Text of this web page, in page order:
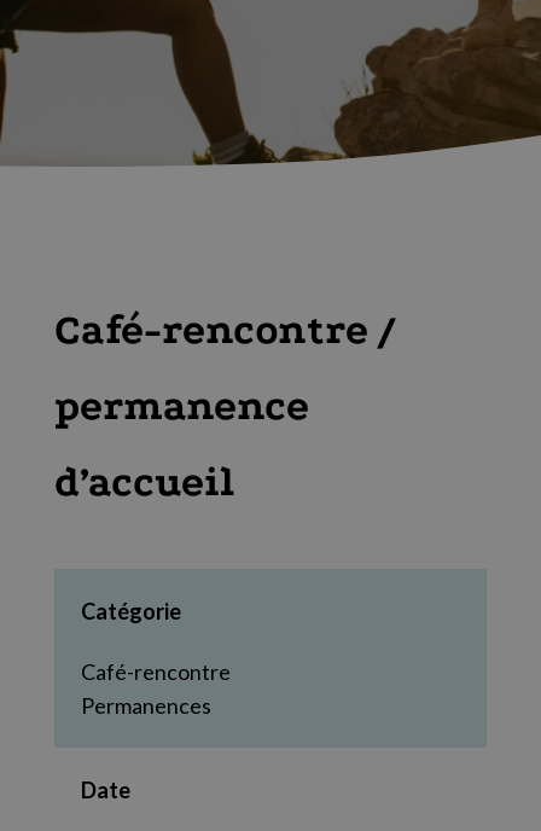
Café-rencontre /
permanence
d’accueil
Catégorie
Café-rencontre
Permanences
Date